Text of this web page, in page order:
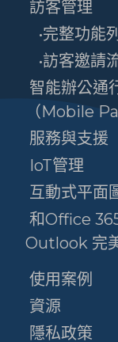
訪客管理
•完整功能
•訪客邀請
智能辦公通
（Mobile
服務與支援
IoT管理
互動式平面
和Office
Outlook 完
使用案例
資源
隱私政策